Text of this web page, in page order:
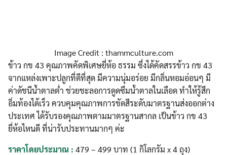
Image Credit : thammculture.com
ข้าว กข 43 คุณภาพคัดพิเศษยี่ห้อ ธรรม ซึ่งได้คัดสรรข้าว กข 43
จากแหล่งเพาะปลูกที่ดีที่สุด มีความนุ่มอร่อย มีกลิ่นหอมอ่อนๆ มี
ค่าดัชนีน้ำตาลต่ำ ช่วยชะลอการดูดซึมน้ำตาลในเลือด ทำให้รู้สึก
อิ่มท้องได้เร็ว ควบคุมคุณภาพการขัดสีระดับมาตรฐานส่งออกต่าง
ประเทศ ได้รับรองคุณภาพตามมาตรฐานสากล เป็นข้าว กข 43
ยี่ห้อไหนดี ที่น่ารับประทานมากๆ ค่ะ
ราคาโดยประมาณ : 479 – 499 บาท (1 กิโลกรัม x 4 ถุง)